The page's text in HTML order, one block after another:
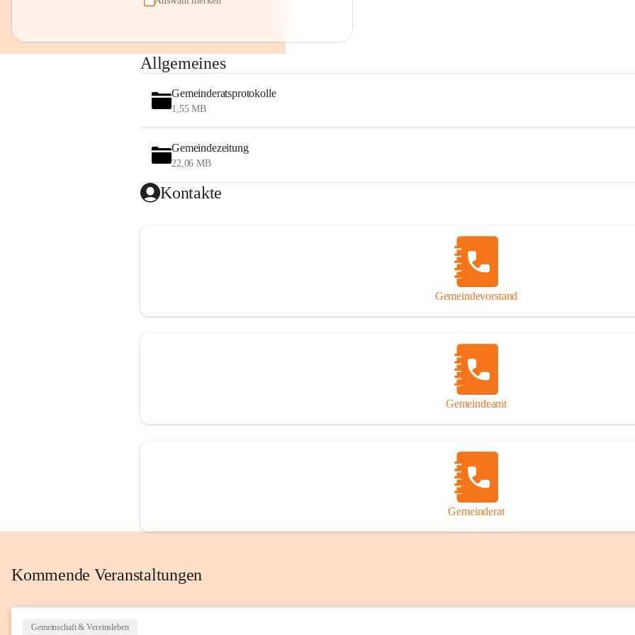
Allgemeines
Gemeinderatsprotokolle
1,55 MB
Gemeindezeitung
22,06 MB
Kontakte
Gemeindevorstand
Gemeindeamt
Gemeinderat
Kommende Veranstaltungen
Gemeinschaft & Vereinsleben